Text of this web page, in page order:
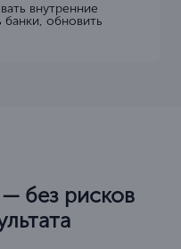
внутренние
обновить
без рисков